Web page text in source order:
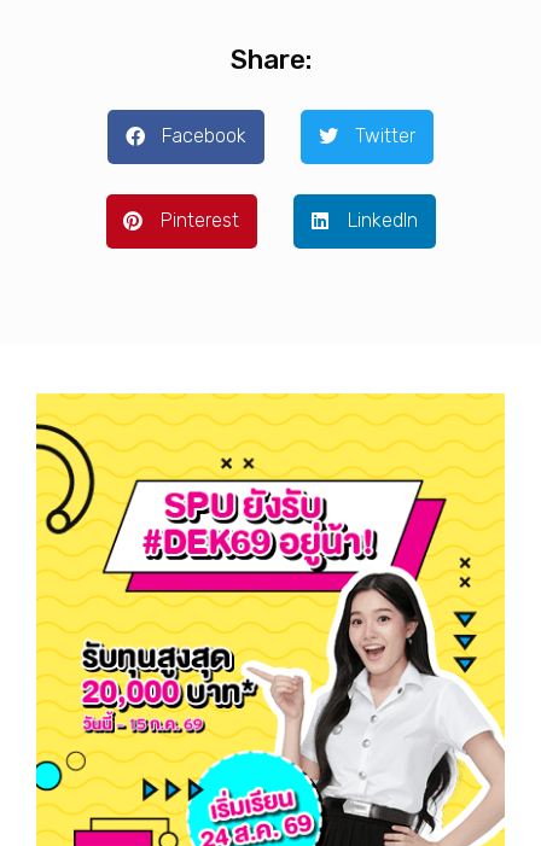
Share:
Facebook Twitter
Pinterest LinkedIn